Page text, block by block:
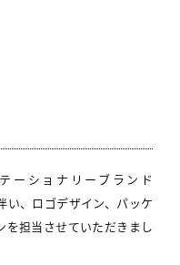
ーショナリーブランド
い、ロゴデザイン、パッケ
を担当させていただきまし